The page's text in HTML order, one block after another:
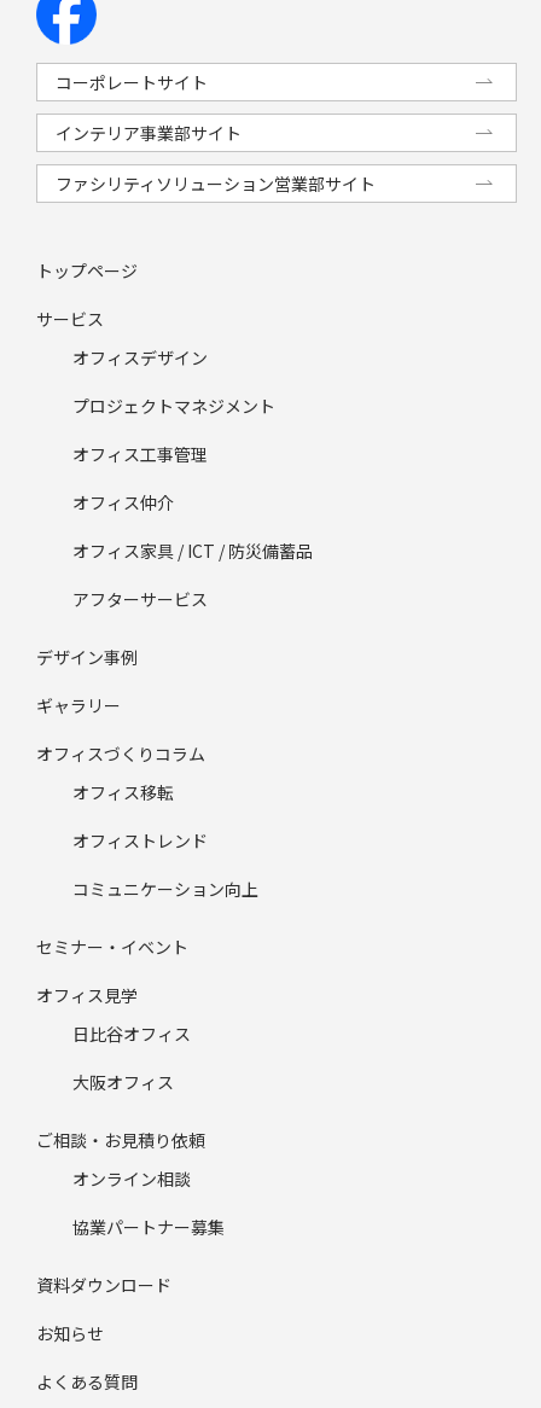
コーポレートサイト
インテリア事業部サイト
ファシリティソリューション営業部サイト
トップページ
サービス
オフィスデザイン
プロジェクトマネジメント
オフィス工事管理
オフィス仲介
オフィス家具 / ICT / 防災備蓄品
アフターサービス
デザイン事例
ギャラリー
オフィスづくりコラム
オフィス移転
オフィストレンド
コミュニケーション向上
セミナー・イベント
オフィス見学
日比谷オフィス
大阪オフィス
ご相談・お見積り依頼
オンライン相談
協業パートナー募集
資料ダウンロード
お知らせ
よくある質問